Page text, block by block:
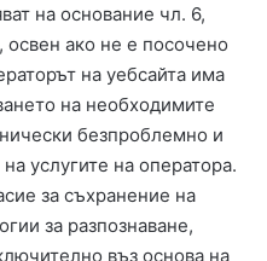
на основание чл. 6,
освен ако не е посочено
на уебсайта има
на необходимите
безпроблемно и
услугите на оператора.
за съхранение на
за разпознаване,
въз основа на